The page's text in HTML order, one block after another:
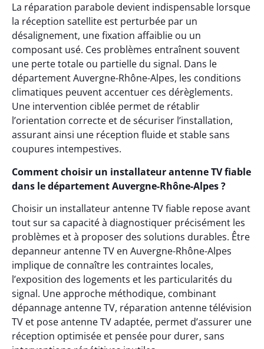
La réparation parabole devient indispensable lorsque
la réception satellite est perturbée par un
désalignement, une fixation affaiblie ou un
composant usé. Ces problèmes entraînent souvent
une perte totale ou partielle du signal. Dans le
département Auvergne-Rhône-Alpes, les conditions
climatiques peuvent accentuer ces dérèglements.
Une intervention ciblée permet de rétablir
l’orientation correcte et de sécuriser l’installation,
assurant ainsi une réception fluide et stable sans
coupures intempestives.
Comment choisir un installateur antenne TV fiable
dans le département Auvergne-Rhône-Alpes ?
Choisir un installateur antenne TV fiable repose avant
tout sur sa capacité à diagnostiquer précisément les
problèmes et à proposer des solutions durables. Être
depanneur antenne TV en Auvergne-Rhône-Alpes
implique de connaître les contraintes locales,
l’exposition des logements et les particularités du
signal. Une approche méthodique, combinant
dépannage antenne TV, réparation antenne télévision
TV et pose antenne TV adaptée, permet d’assurer une
réception optimisée et pensée pour durer, sans